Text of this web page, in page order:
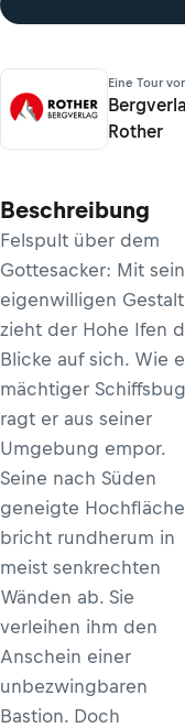
Eine Tour
Rother
Beschreibung
Felspult über dem
Gottesacker: Mit
eigenwilligen Gestalt
zieht der Hohe Ifen
Blicke auf sich. Wie
mächtiger Schiffsbug
ragt er aus seiner
Umgebung empor.
Seine nach Süden
geneigte Hochfläche
bricht rundherum in
meist senkrechten
Wänden ab. Sie
verleihen ihm den
Anschein einer
unbezwingbaren
Bastion. Doch